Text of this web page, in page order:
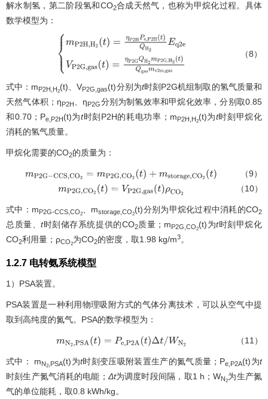
解水制氢，第二阶段氢和CO2合成天然气，也称为甲烷化过程。具体
数学模型为：
{m H e,P 2H(t) Q H2 t)=η
（8）
式中：mP2H,H2(t)、VP2G,gas(t)分别为t时刻P2G机组制取的氢气质量和
天然气体积；ηP2H、ηP2G分别为制氢效率和甲烷化效率，分别取0.85
和0.70；Pe,P2H(t)为t时刻P2H的耗电功率；mP2H,H2(t)为t时刻甲烷化
消耗的氢气质量。
甲烷化需要的CO2的质量为：
mP2G−CCS,CO 2= mP2G,CO2(t) +mstorage,CO2(t)
（9）
mP2G,CO2(t) =V P2G,gas(t)ρCO2 （10）
式中：mP2G-CCS,CO2、mstorage,CO2(t)分别为甲烷化过程中消耗的CO2
总质量、t时刻储存系统提供的CO2质量；mP2G,CO2(t)为t时刻甲烷化
CO2利用量；ρCO2为CO2的密度，取1.98 kg/m3。
1.2.7 电转氨系统模型
1）PSA装置。
PSA装置是一种利用物理吸附方式的气体分离技术，可以从空气中提
取到高纯度的氮气。PSA的数学模型为：
mN2,PSA(t) =Pe,P2A(t)Δt/WN2 （11）
式中： mN2 ,PSA(t)为t时刻变压吸附装置生产的氮气质量；Pe,P2A(t)为t
时刻生产氮气消耗的电能；Δt为调度时段间隔，取1 h；WN2为生产氮
气的单位能耗，取0.8 kWh/kg。